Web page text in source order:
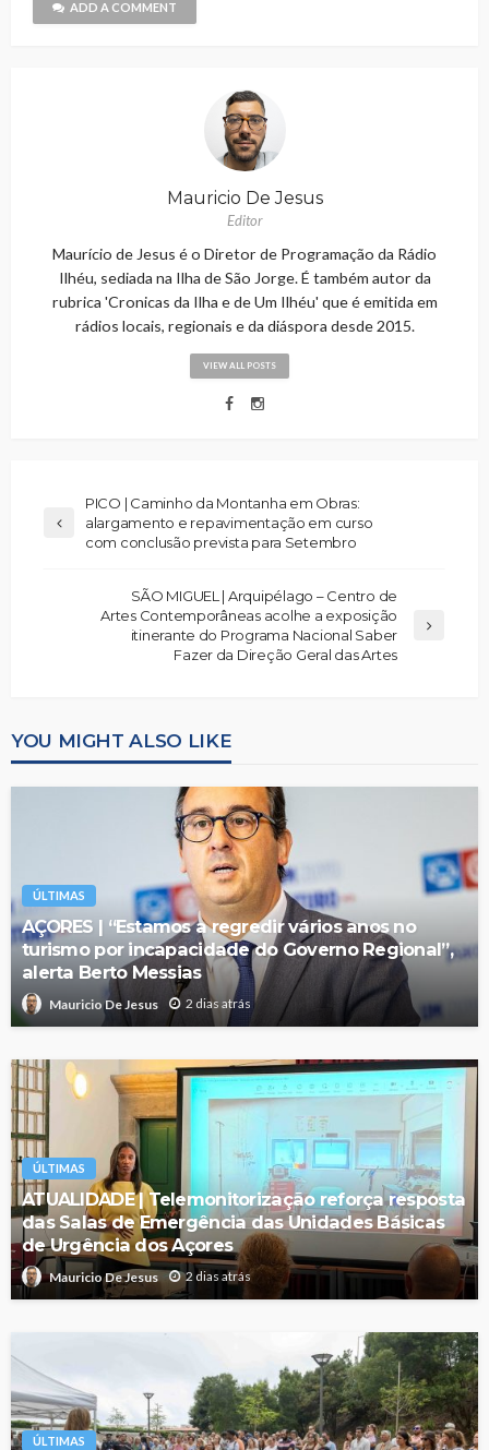
ADD A COMMENT
Mauricio De Jesus
Editor
Maurício de Jesus é o Diretor de Programação da Rádio
Ilhéu, sediada na Ilha de São Jorge. É também autor da
rubrica 'Cronicas da Ilha e de Um Ilhéu' que é emitida em
rádios locais, regionais e da diáspora desde 2015.
VIEW ALL POSTS
PICO | Caminho da Montanha em Obras:
alargamento e repavimentação em curso
com conclusão prevista para Setembro
SÃO MIGUEL | Arquipélago – Centro de
Artes Contemporâneas acolhe a exposição
itinerante do Programa Nacional Saber
Fazer da Direção Geral das Artes
YOU MIGHT ALSO LIKE
ÚLTIMAS
AÇORES | “Estamos a regredir vários anos no
turismo por incapacidade do Governo Regional”,
alerta Berto Messias
Mauricio De Jesus 2 dias atrás
ÚLTIMAS
ATUALIDADE | Telemonitorização reforça resposta
das Salas de Emergência das Unidades Básicas
de Urgência dos Açores
Mauricio De Jesus 2 dias atrás
ÚLTIMAS